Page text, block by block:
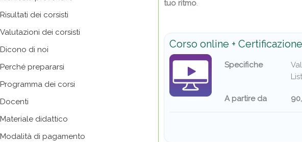
Risultati dei corsisti
Valutazioni dei corsisti
Dicono di noi
Perché prepararsi
Programma dei corsi
Docenti
Materiale didattico
Modalità di pagamento
tuo ritmo.
Corso online +
Specifiche
A partire da